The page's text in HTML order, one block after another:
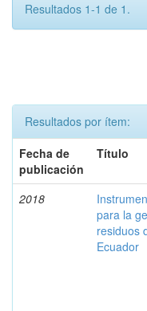
Resultados 1-1 de 1.
Resultados por ítem:
Fecha de
publicación
Título
2018
para la
residuos
Ecuador